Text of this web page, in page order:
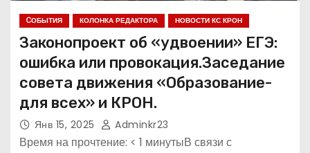
CОБЫТИЯ КОЛОНКА РЕДАКТОРА НОВОСТИ КС КРОН
Законопроект об «удвоении» ЕГЭ:
ошибка или провокация.Заседание
совета движения «Образование-
для всех» и КРОН.
Янв 15, 2025 Adminkr23
Время на прочтение: < 1 минутыВ связи с